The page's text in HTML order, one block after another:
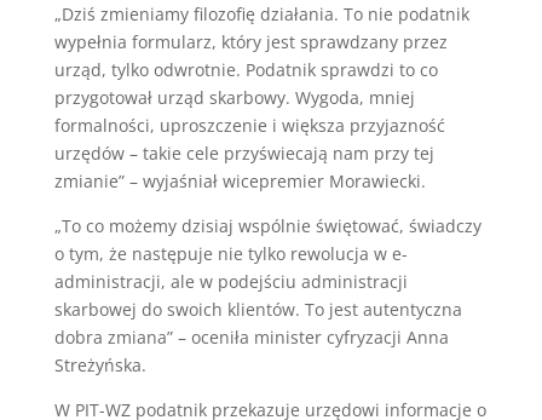
„Dziś zmieniamy filozofię działania. To nie podatnik
wypełnia formularz, który jest sprawdzany przez
urząd, tylko odwrotnie. Podatnik sprawdzi to co
przygotował urząd skarbowy. Wygoda, mniej
formalności, uproszczenie i większa przyjazność
urzędów – takie cele przyświecają nam przy tej
zmianie” – wyjaśniał wicepremier Morawiecki.
„To co możemy dzisiaj wspólnie świętować, świadczy
o tym, że następuje nie tylko rewolucja w e-
administracji, ale w podejściu administracji
skarbowej do swoich klientów. To jest autentyczna
dobra zmiana” – oceniła minister cyfryzacji Anna
Streżyńska.
W PIT-WZ podatnik przekazuje urzędowi informacje o